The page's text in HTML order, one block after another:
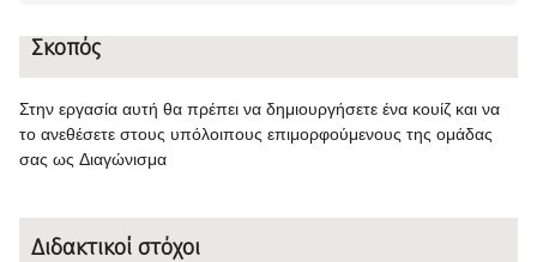
Σκοπός
Στην εργασία αυτή θα πρέπει να δημιουργήσετε ένα κουίζ και να
το ανεθέσετε στους υπόλοιπους επιμορφούμενους της ομάδας
σας ως Διαγώνισμα
Διδακτικοί στόχοι